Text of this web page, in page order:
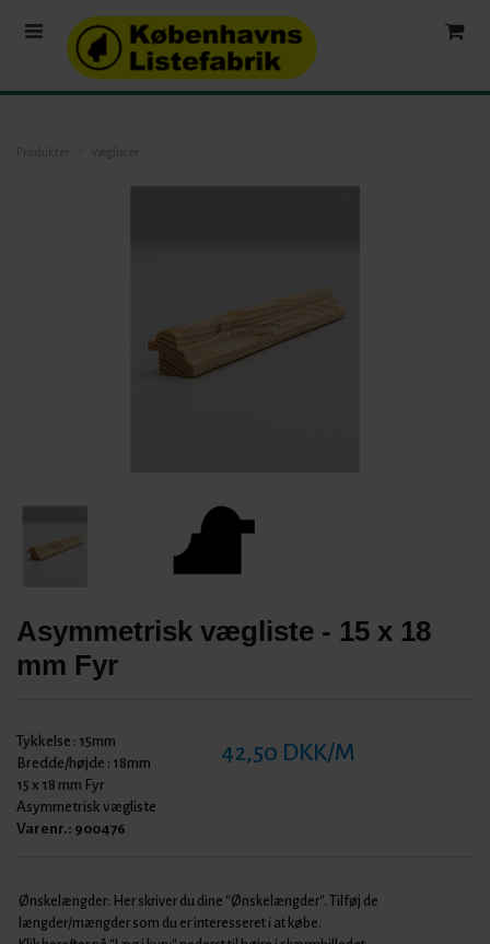
Asymmetrisk vægliste - 15 x 18
mm Fyr
Tykkelse : 15mm
Bredde/højde : 18mm
15 x 18 mm Fyr
Asymmetrisk vægliste
Varenr.: 900476
42,50 DKK/M
Ønskelængder: Her skriver du dine "Ønskelængder". Tilføj de
længder/mængder som du er interesseret i at købe.